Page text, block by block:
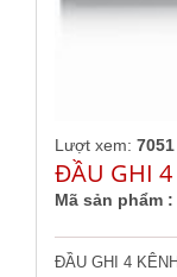
Lượt xem: 7051
ĐẦU GHI 4
Mã sản phẩm :
ĐẦU GHI 4